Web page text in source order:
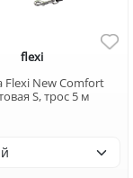
flexi
Flexi New Comfort
S, трос 5 м